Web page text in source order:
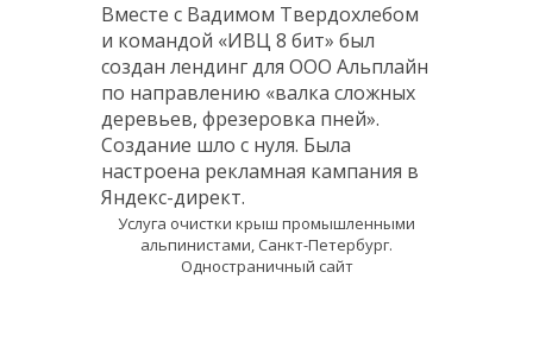
Вместе с Вадимом Твердохлебом
и командой «ИВЦ 8 бит» был
создан лендинг для ООО Альплайн
по направлению «валка сложных
деревьев, фрезеровка пней».
Создание шло с нуля. Была
настроена рекламная кампания в
Яндекс-директ.
Услуга очистки крыш промышленными
альпинистами, Санкт-Петербург.
Одностраничный сайт